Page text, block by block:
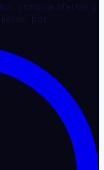
consiga ofertas y
por